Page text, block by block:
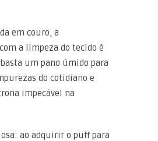
em couro, a
a limpeza do tecido é
um pano úmido para
do cotidiano e
impecável na
ao adquirir o puff para